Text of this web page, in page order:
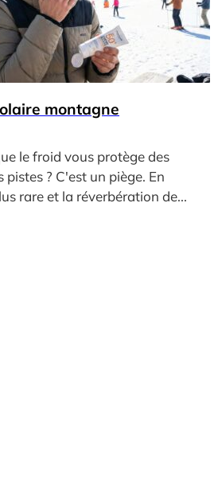
montagne
le froid vous protège des
pistes ? C'est un piège. En
rare et la réverbération de...